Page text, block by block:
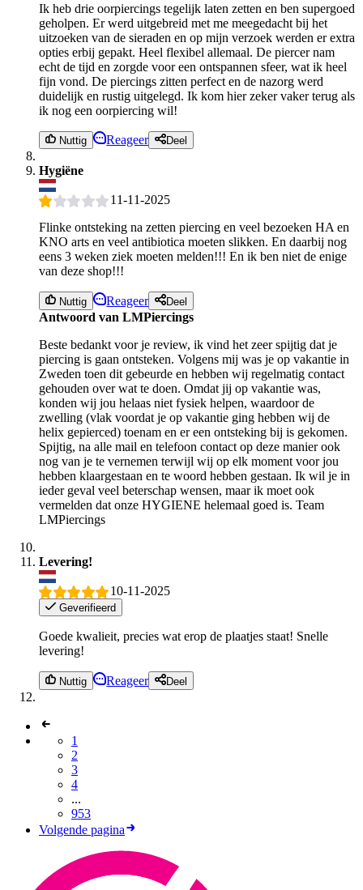
Ik heb drie oorpiercings tegelijk laten zetten en ben supergoed
geholpen. Er werd uitgebreid met me meegedacht bij het
uitzoeken van de sieraden en op mijn verzoek werden er extra
opties erbij gepakt. Heel flexibel allemaal. De piercer nam
echt de tijd en zorgde voor een ontspannen sfeer, wat ik heel
fijn vond. De piercings zitten perfect en de nazorg werd
duidelijk en rustig uitgelegd. Ik kom hier zeker vaker terug als
ik nog een oorpiercing wil!
Nuttig Reageer Deel
Hygiëne
11-11-2025
Flinke ontsteking na zetten piercing en veel bezoeken HA en
KNO arts en veel antibiotica moeten slikken. En daarbij nog
eens 3 weken ziek moeten melden!!! En ik ben niet de enige
van deze shop!!!
Nuttig Reageer Deel
Antwoord van LMPiercings
Beste bedankt voor je review, ik vind het zeer spijtig dat je
piercing is gaan ontsteken. Volgens mij was je op vakantie in
Zweden toen dit gebeurde en hebben wij regelmatig contact
gehouden over wat te doen. Omdat jij op vakantie was,
konden wij jou helaas niet fysiek helpen, waardoor de
zwelling (vlak voordat je op vakantie ging hebben wij de
helix gepierced) toenam en er een ontsteking bij is gekomen.
Spijtig, na alle mail en telefoon contact op deze manier ook
nog van je te vernemen terwijl wij op elk moment voor jou
hebben klaargestaan en te woord hebben gestaan. Ik wil je in
ieder geval veel beterschap wensen, maar ik moet ook
vermelden dat onze HYGIENE helemaal goed is. Team
LMPiercings
Levering!
10-11-2025
Geverifieerd
Goede kwalieit, precies wat erop de plaatjes staat! Snelle
levering!
Nuttig Reageer Deel
1
2
3
4
...
953
Volgende pagina